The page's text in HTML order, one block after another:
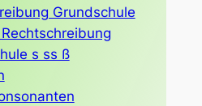
Grundschule
s ss ß